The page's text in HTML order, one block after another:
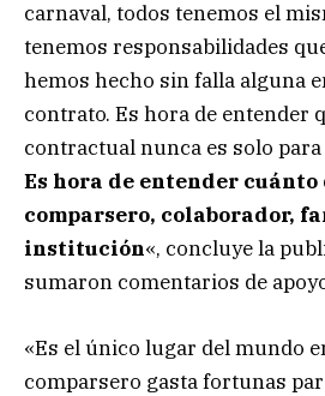
carnaval, todos tenemos el
tenemos responsabilidades
hemos hecho sin falla alguna
contrato. Es hora de entender
contractual nunca es solo
Es hora de entender cuánto
comparsero, colaborador,
institución«, concluye la
sumaron comentarios de
«Es el único lugar del mundo
comparsero gasta fortunas